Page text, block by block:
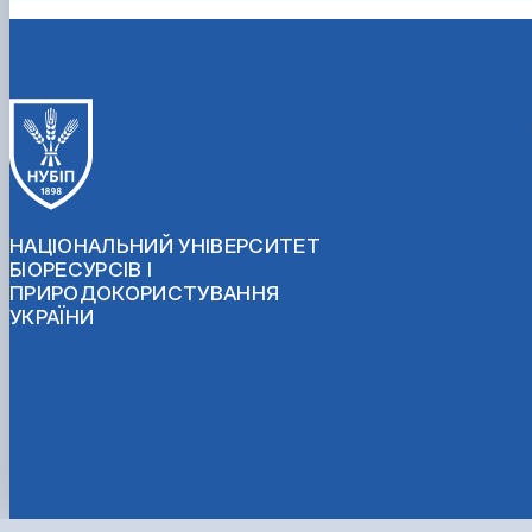
НАЦІОНАЛЬНИЙ УНІВЕРСИТЕТ
БІОРЕСУРСІВ І
ПРИРОДОКОРИСТУВАННЯ
УКРАЇНИ